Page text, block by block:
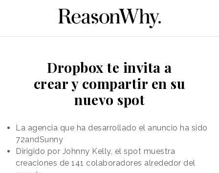
Dropbox te invita a
crear y compartir en su
nuevo spot
La agencia que ha desarrollado el anuncio ha sido
72andSunny
Dirigido por Johnny Kelly, el spot muestra
creaciones de 141 colaboradores alrededor del